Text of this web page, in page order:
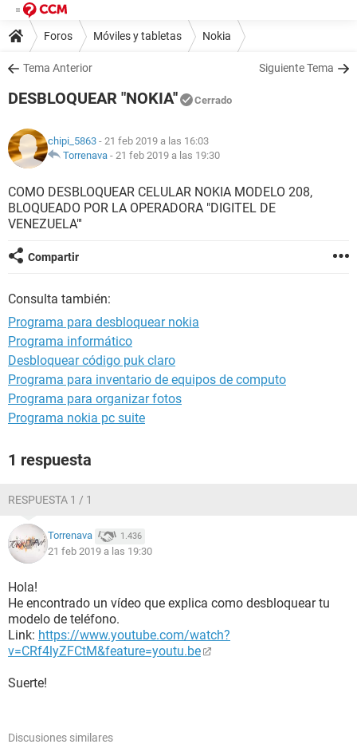
Foros Móviles y tabletas Nokia
Tema Anterior Siguiente Tema
DESBLOQUEAR "NOKIA'' Cerrado
chipi_5863 - 21 feb 2019 a las 16:03
Torrenava - 21 feb 2019 a las 19:30
COMO DESBLOQUEAR CELULAR NOKIA MODELO 208,
BLOQUEADO POR LA OPERADORA "DIGITEL DE
VENEZUELA"'
Compartir
Consulta también:
Programa para desbloquear nokia
Programa informático
Desbloquear código puk claro
Programa para inventario de equipos de computo
Programa para organizar fotos
Programa nokia pc suite
1 respuesta
RESPUESTA 1 / 1
Torrenava 1.436
21 feb 2019 a las 19:30
Hola!
He encontrado un vídeo que explica como desbloquear tu
modelo de teléfono.
Link: https://www.youtube.com/watch?
v=CRf4lyZFCtM&feature=youtu.be
Suerte!
Discusiones similares